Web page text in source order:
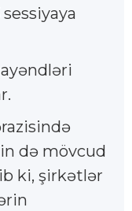
də mövcud
ki, şirkətlər